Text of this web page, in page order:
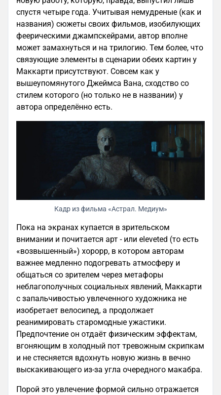
спустя четыре года. Учитывая немудреные (как и
названия) сюжеты своих фильмов, изобилующих
феерическими джампскейрами, автор вполне
может замахнуться и на трилогию. Тем более, что
связующие элементы в сценарии обеих картин у
Маккарти присутствуют. Совсем как у
вышеупомянутого Джеймса Вана, сходство со
стилем которого (но только не в названии) у
автора определённо есть.
Кадр из фильма «Астрал. Медиум»
Пока на экранах купается в зрительском
внимании и почитается арт - или eleveted (то есть
«возвышенный») хорорр, в котором авторам
важнее медленно подогревать атмосферу и
общаться со зрителем через метафоры
неблагополучных социальных явлений, Маккарти
с запальчивостью увлеченного художника не
изобретает велосипед, а продолжает
реанимировать старомодные ужастики.
Предпочтение он отдаёт физическим эффектам,
вгоняющим в холодный пот тревожным скрипкам
и не стесняется вдохнуть новую жизнь в вечно
выскакивающего из-за угла очередного макабра.
Порой это увлечение формой сильно отражается